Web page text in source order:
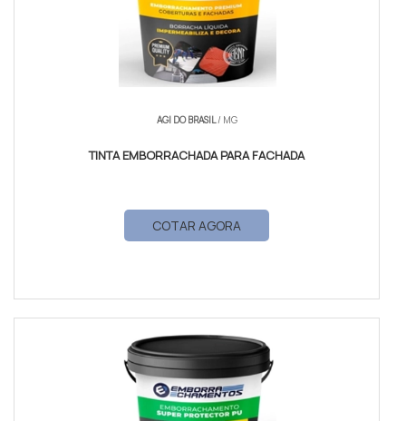
AGI DO BRASIL/ MG
TINTA EMBORRACHADA PARA FACHADA
COTAR AGORA